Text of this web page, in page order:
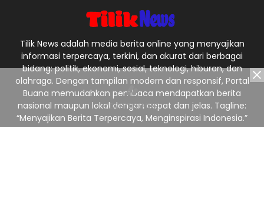
Tilik News adalah media berita online yang menyajikan
informasi terpercaya, terkini, dan akurat dari berbagai
bidang: politik, ekonomi, sosial, teknologi, hiburan, dan
olahraga. Dengan tampilan modern dan responsif, Portal
Buana memudahkan pembaca mendapatkan berita
nasional maupun lokal dengan cepat dan jelas. Tagline:
“Menyajikan Berita Terpercaya, Menginspirasi Indonesia.”